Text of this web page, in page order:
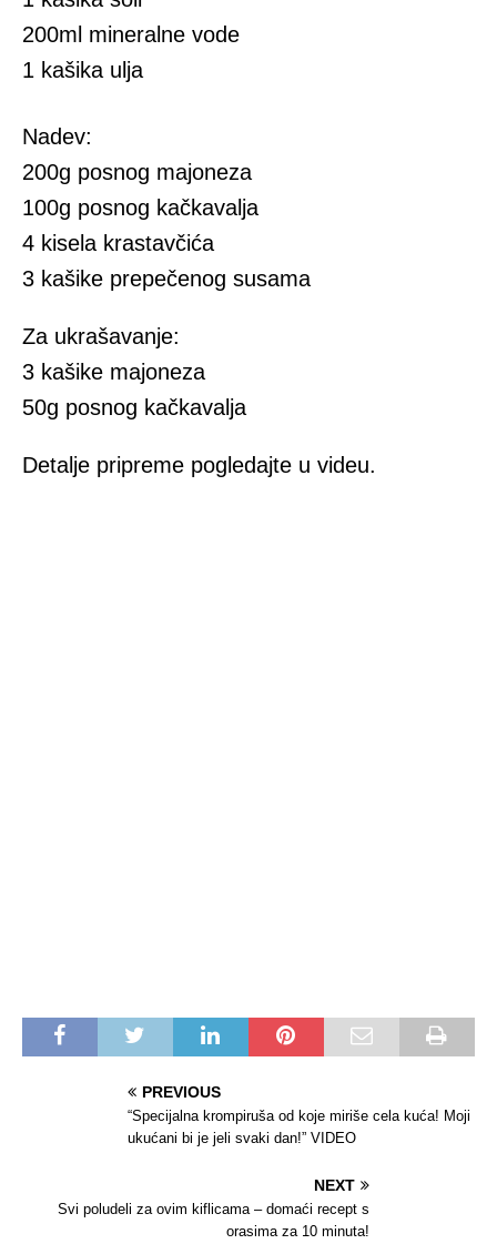
200ml mineralne vode
1 kašika ulja
Nadev:
200g posnog majoneza
100g posnog kačkavalja
4 kisela krastavčića
3 kašike prepečenog susama
Za ukrašavanje:
3 kašike majoneza
50g posnog kačkavalja
Detalje pripreme pogledajte u videu.
PREVIOUS
“Specijalna krompiruša od koje miriše cela kuća! Moji
ukućani bi je jeli svaki dan!” VIDEO
NEXT
Svi poludeli za ovim kiflicama – domaći recept s
orasima za 10 minuta!